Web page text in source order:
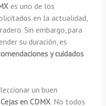
es uno de los
en la actualidad,
Sin embargo, para
su duración, es
y cuidados
un buen
en CDMX. No todos